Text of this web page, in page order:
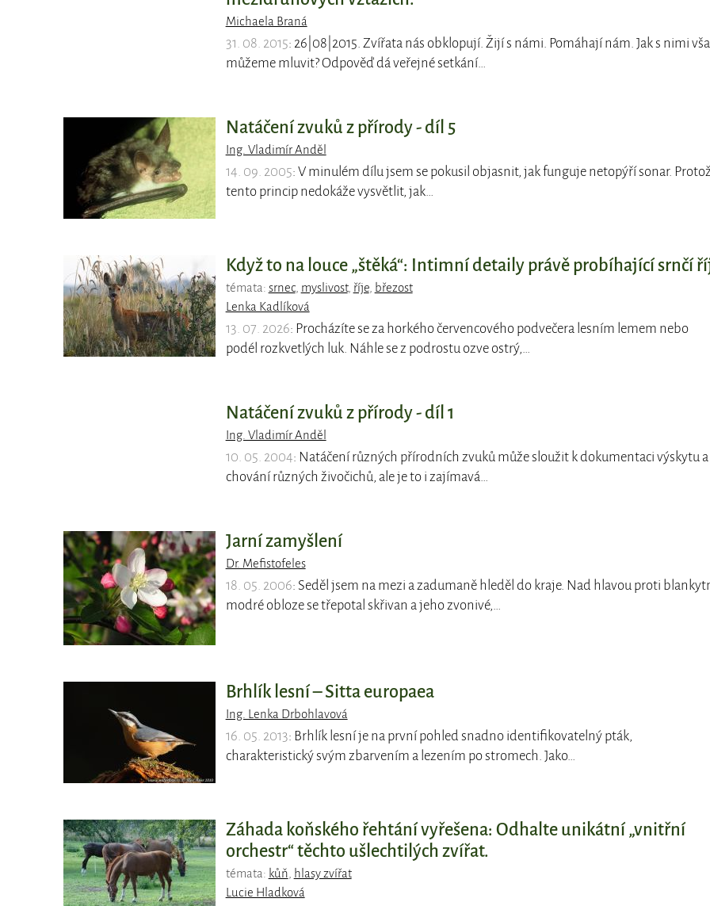
Michaela Braná
31. 08. 2015: 26|08|2015. Zvířata nás obklopují. Žijí s námi. Pomáhají nám. Jak s nimi
můžeme mluvit? Odpověď dá veřejné setkání…
Natáčení zvuků z přírody - díl 5
Ing. Vladimír Anděl
14. 09. 2005: V minulém dílu jsem se pokusil objasnit, jak funguje netopýří sonar.
tento princip nedokáže vysvětlit, jak…
Když to na louce „štěká“: Intimní detaily právě probíhající srnčí
témata: srnec, myslivost, říje, březost
Lenka Kadlíková
13. 07. 2026: Procházíte se za horkého červencového podvečera lesním lemem nebo
podél rozkvetlých luk. Náhle se z podrostu ozve ostrý,…
Natáčení zvuků z přírody - díl 1
Ing. Vladimír Anděl
10. 05. 2004: Natáčení různých přírodních zvuků může sloužit k dokumentaci výskytu a
chování různých živočichů, ale je to i zajímavá…
Jarní zamyšlení
Dr. Mefistofeles
18. 05. 2006: Seděl jsem na mezi a zadumaně hleděl do kraje. Nad hlavou proti
modré obloze se třepotal skřivan a jeho zvonivé,…
Brhlík lesní – Sitta europaea
Ing. Lenka Drbohlavová
16. 05. 2013: Brhlík lesní je na první pohled snadno identifikovatelný pták,
charakteristický svým zbarvením a lezením po stromech. Jako…
Záhada koňského řehtání vyřešena: Odhalte unikátní „vnitřní
orchestr“ těchto ušlechtilých zvířat.
témata: kůň
hlasy zvířat
Lucie Hladková